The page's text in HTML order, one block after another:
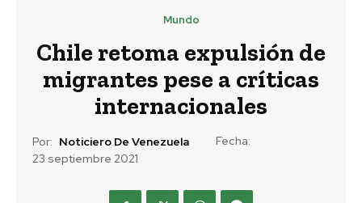
Mundo
Chile retoma expulsión de
migrantes pese a críticas
internacionales
Por: Noticiero De Venezuela
Fecha:
23 septiembre 2021